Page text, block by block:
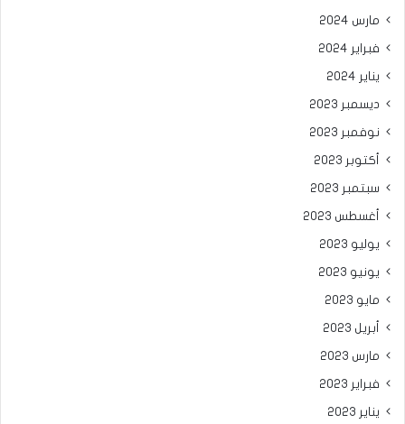
مارس 2024
فبراير 2024
يناير 2024
ديسمبر 2023
نوفمبر 2023
أكتوبر 2023
سبتمبر 2023
أغسطس 2023
يوليو 2023
يونيو 2023
مايو 2023
أبريل 2023
مارس 2023
فبراير 2023
يناير 2023